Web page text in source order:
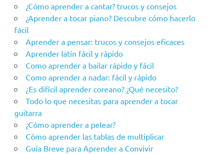
¿Cómo aprender a cantar? trucos y consejos
¿Aprender a tocar piano? Descubre cómo hacerlo
fácil
Aprender a pensar: trucos y consejos eficaces
Aprender latín fácil y rápido
Como aprender a bailar rápido y fácil
Como aprender a nadar: fácil y rápido
¿Es difícil aprender coreano? ¿Qué necesito?
Todo lo que necesitas para aprender a tocar
guitarra
¿Cómo aprender a pelear?
Cómo aprender las tablas de multiplicar
Guía Breve para Aprender a Convivir